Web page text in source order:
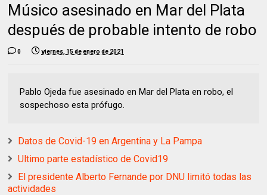
Músico asesinado en Mar del Plata
después de probable intento de robo
0 viernes, 15 de enero de 2021
Pablo Ojeda fue asesinado en Mar del Plata en robo, el
sospechoso esta prófugo.
Datos de Covid-19 en Argentina y La Pampa
Ultimo parte estadístico de Covid19
El presidente Alberto Fernande por DNU limitó todas las
actividades